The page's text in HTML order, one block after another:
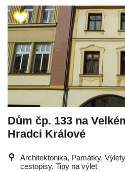
Dům čp. 133 na
Hradci Králové
Architektonika, Památky,
cestopisy, Tipy na výlet